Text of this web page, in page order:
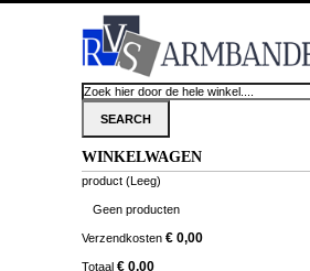
WINKELWAGEN
product (Leeg)
Geen producten
Verzendkosten € 0,00
Totaal € 0,00